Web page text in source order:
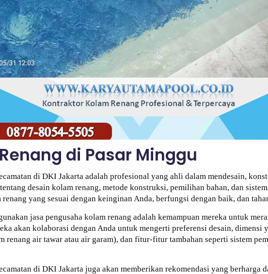
di Pasar Minggu
di DKI Jakarta adalah profesional yang ahli dalam mendesain,
desain kolam renang, metode konstruksi, pemilihan bahan, dan
yang sesuai dengan keinginan Anda, berfungsi dengan baik, dan
jasa pengusaha kolam renang adalah kemampuan mereka untuk
akan kolaborasi dengan Anda untuk mengerti preferensi desain,
renang air tawar atau air garam), dan fitur-fitur tambahan seperti sistem
di DKI Jakarta juga akan memberikan rekomendasi yang berharga